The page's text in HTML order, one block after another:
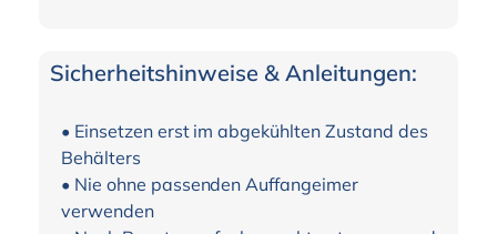
Sicherheitshinweise & Anleitungen:
• Einsetzen erst im abgekühlten Zustand des
Behälters
• Nie ohne passenden Auffangeimer
verwenden